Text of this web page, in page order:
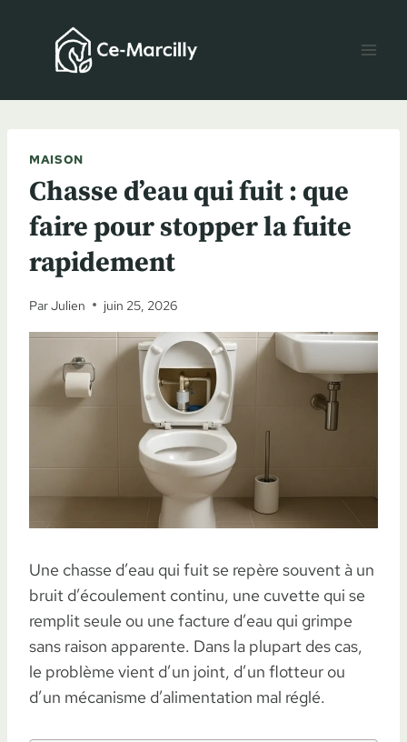
contenu
MAISON
Chasse d’eau qui fuit : que
faire pour stopper la fuite
rapidement
ParJulien juin 25, 2026
Une chasse d’eau qui fuit se repère souvent à un
bruit d’écoulement continu, une cuvette qui se
remplit seule ou une facture d’eau qui grimpe
sans raison apparente. Dans la plupart des cas,
le problème vient d’un joint, d’un flotteur ou
d’un mécanisme d’alimentation mal réglé.